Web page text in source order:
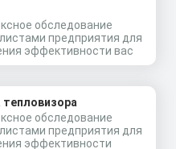
Мощность: 32 Вт
Экструдированный
алюминиевый профиль
(анодированный), вторичная
оптика из акрила (ПММА) с
Цена по запросу
Получить КП за 15
обследование
предприятия для
эффективности вас
тепловизора
обследование
предприятия для
эффективности